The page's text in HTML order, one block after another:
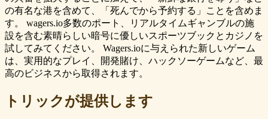
の有名な港を含めて、「死んでから予約する」ことを含めま
す。 wagers.io多数のポート、リアルタイムギャンブルの施
設を含む素晴らしい暗号に優しいスポーツブックとカジノを
試してみてください。 Wagers.ioに与えられた新しいゲーム
は、実用的なプレイ、開発賭け、ハックソーゲームなど、最
高のビジネスから取得されます。
トリックが提供します